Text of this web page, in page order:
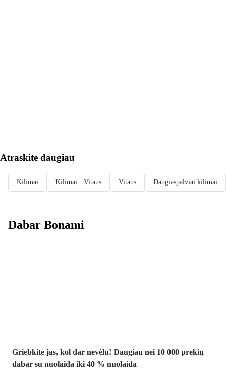
Atraskite daugiau
Kilimai Kilimai · Vitaus Vitaus Daugiaspalviai kilimai
Dabar Bonami
Griebkite jas, kol dar nevėlu! Daugiau nei 10 000 prekių
dabar su nuolaida iki 40 % nuolaida